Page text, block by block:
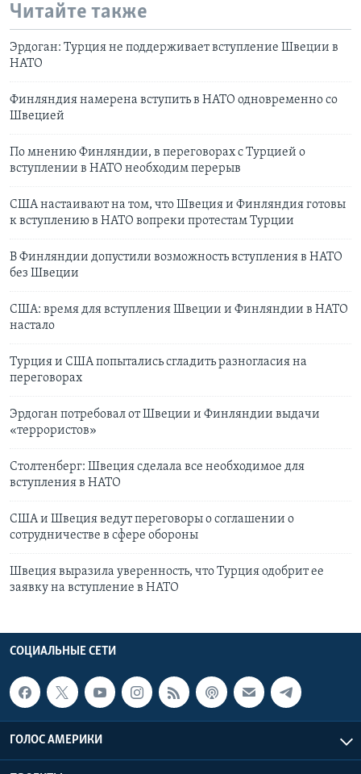
Читайте также
Эрдоган: Турция не поддерживает вступление Швеции в
НАТО
Финляндия намерена вступить в НАТО одновременно со
Швецией
По мнению Финляндии, в переговорах с Турцией о
вступлении в НАТО необходим перерыв
США настаивают на том, что Швеция и Финляндия готовы
к вступлению в НАТО вопреки протестам Турции
В Финляндии допустили возможность вступления в НАТО
без Швеции
США: время для вступления Швеции и Финляндии в НАТО
настало
Турция и США попытались сгладить разногласия на
переговорах
Эрдоган потребовал от Швеции и Финляндии выдачи
«террористов»
Столтенберг: Швеция сделала все необходимое для
вступления в НАТО
США и Швеция ведут переговоры о соглашении о
сотрудничестве в сфере обороны
Швеция выразила уверенность, что Турция одобрит ее
заявку на вступление в НАТО
СОЦИАЛЬНЫЕ СЕТИ
ГОЛОС АМЕРИКИ